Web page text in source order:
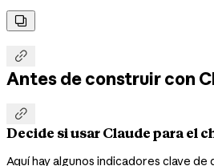


Antes de construir con

Decide si usar Claude para el
Aquí hay algunos indicadores clave